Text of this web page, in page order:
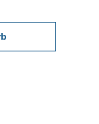
im
mm